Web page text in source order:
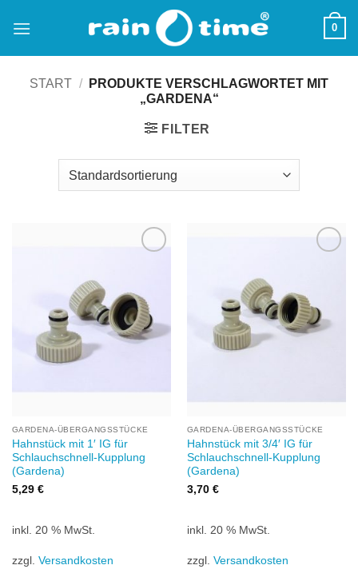
Inhalt
0
START /
PRODUKTE VERSCHLAGWORTET MIT
„GARDENA“
FILTER
GARDENA-ÜBERGANGSSTÜCKE
Hahnstück mit 1′ IG für
Schlauchschnell-Kupplung
(Gardena)
5,29 €
inkl. 20 % MwSt.
zzgl. Versandkosten
GARDENA-ÜBERGANGSSTÜCKE
Hahnstück mit 3/4′ IG für
Schlauchschnell-Kupplung
(Gardena)
3,70 €
inkl. 20 % MwSt.
zzgl. Versandkosten